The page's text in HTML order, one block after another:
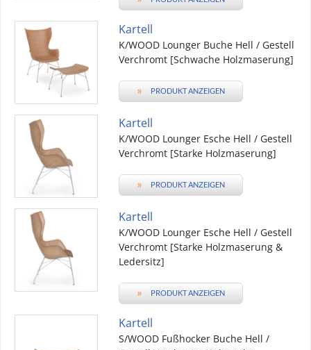
Kartell
K/WOOD Lounger Buche Hell / Gestell
Verchromt [Schwache Holzmaserung]
» PRODUKT ANZEIGEN
Kartell
K/WOOD Lounger Esche Hell / Gestell
Verchromt [Starke Holzmaserung]
» PRODUKT ANZEIGEN
Kartell
K/WOOD Lounger Esche Hell / Gestell
Verchromt [Starke Holzmaserung &
Ledersitz]
» PRODUKT ANZEIGEN
Kartell
S/WOOD Fußhocker Buche Hell /